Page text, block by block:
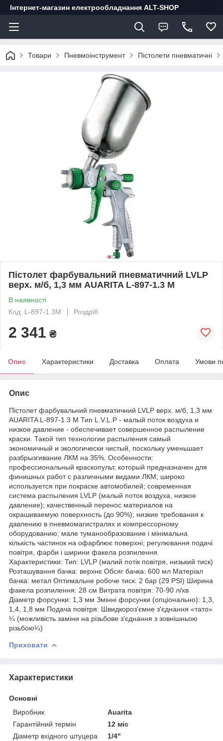
Інтернет-магазин електрообладнання ALT-SHOP
Товари Пневмоінструмент Пістолети пневматичні
Пістолет фарбувальний пневматичний LVLP
верх. м/б, 1,3 мм AUARITA L-897-1.3 M
В наявності
Код: L-897-1.3M
Роздріб
2 341 ₴
Опис Характеристики Доставка Оплата Умови
Опис
Пістолет фарбувальний пневматичний LVLP верх. м/б, 1,3 мм
AUARITA L-897-1.3 M Тип L.V.L.P - малый поток воздуха и
низкое давление - обеспечивает совершенное распыление
краски. Такой тип технологии распыления самый
экономичный и экологически чистый, поскольку уменьшает
разбрызгивание ЛКМ на 35%. Особенности:
профессиональный краскопульт, который предназначен для
финишных работ с различными видами ЛКМ; широко
используется при покраске автомобилей; современная
система распыления LVLP (малый поток воздуха, низкое
давление); качественный перенос материалов на
окрашиваемую поверхность (до 90%); низкие требования к
давлению в пневмомагистралях и компрессорному
оборудованию; мале туманообразование і мінімальна
кількість частинок на офарблює поверхні; регулювання подачі
повітря, фарби і ширини факела розпилення.
Характеристики: Тип: LVLP (малий потік повітря, низький тиск)
Розташування бачка: верхнє Обсяг бачка: 600 мл Матеріал
бачка: метал Оптимальне робоче тиск: 2 бар (29 PSI) Ширина
факела розпилення: 28 см Витрата повітря: 70-90 л/хв
Діаметр форсунки: 1,3 мм Змінні форсунки (опціонально): 1,3,
1,4, 1,8 мм Подача повітря: Швидкороз'ємне з'єднання «тато»
¼ (можливість заміни на різьбове з'єднання з зовнішньою
різьбою¼)
Приховати
Характеристики
Основні
Виробник
Auarita
Гарантійний термін
12 міс
Діаметр вхідного штуцера
1/4"